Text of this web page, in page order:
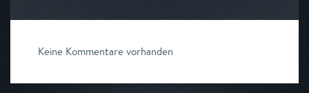
Keine Kommentare vorhanden